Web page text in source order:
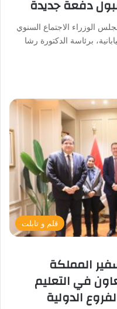
دفعة جديدة
الوزراء الاجتماع السنوي
برئاسة الدكتورة رشا
قلم و تابلت
المملكة
في التعليم
الدولية